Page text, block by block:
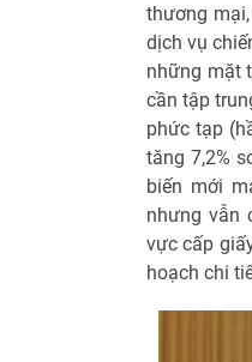
thương
dịch vụ
những mặt
cần tập
phức tạp
tăng 7,2%
biến mới
nhưng vẫn
vực cấp
hoạch chi